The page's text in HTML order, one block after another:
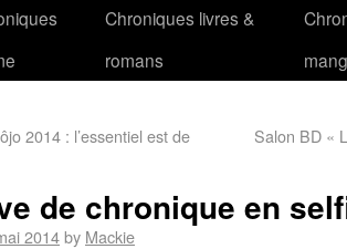
Chroniques livres &
romans
2014 : l’essentiel est de
Salon BD «
de chronique en
2014by Mackie